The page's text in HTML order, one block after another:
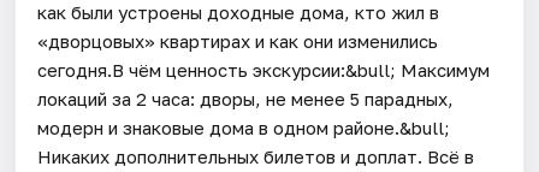
как были устроены доходные дома, кто жил в
«дворцовых» квартирах и как они изменились
сегодня.В чём ценность экскурсии:&bull; Максимум
локаций за 2 часа: дворы, не менее 5 парадных,
модерн и знаковые дома в одном районе.&bull;
Никаких дополнительных билетов и доплат. Всё в